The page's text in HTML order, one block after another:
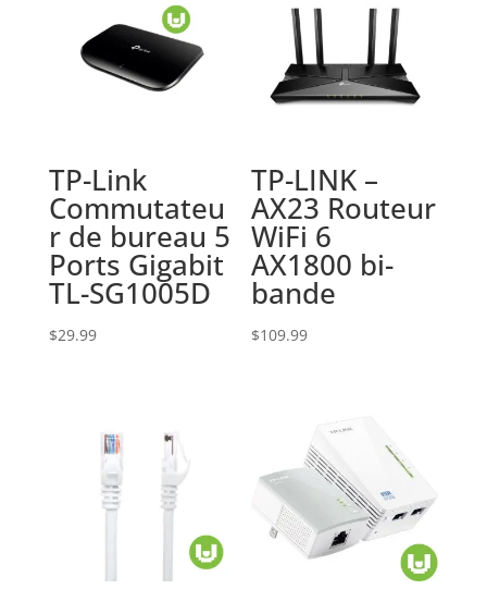
TP-Link
Commutateu
r de bureau 5
Ports Gigabit
TL-SG1005D
$29.99
TP-LINK –
AX23 Routeur
WiFi 6
AX1800 bi-
bande
$109.99